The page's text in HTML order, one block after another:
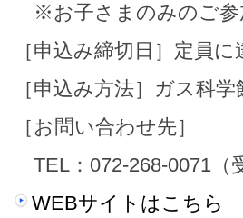
※お子さまのみのご参
［申込み締切日］定員
［申込み方法］ガス科
［お問い合わせ先］
TEL：072-268-0071（
WEBサイトはこちら